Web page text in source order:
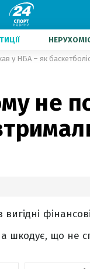
у НБА – як
не
шкодує, що не